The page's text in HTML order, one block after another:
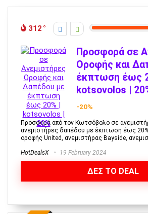
312
Προσφορά σε
Οροφής και
έκπτωση έως
kotsovolos |
-20%
Προσφορά από τον Κωτσόβολο σε
ανεμιστήρες δαπέδου με έκπτωση έως
οροφής United, ανεμιστήρας Bayside,
HotDealsX 19 February 2024
ΔΕΣ ΤΟ DEAL